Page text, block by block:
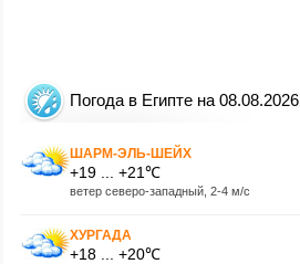
Погода в Египте на 08.08.2026
ШАРМ-ЭЛЬ-ШЕЙХ
+19 ... +21℃
ветер северо-западный, 2-4 м/с
ХУРГАДА
+18 ... +20℃